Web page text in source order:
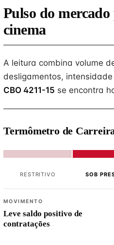
Pulso do
cinema
A leitura combina volume
desligamentos,
CBO 4211-15 se encontra
Termômetro de
RESTRITIVO SOB
MOVIMENTO
Leve saldo positivo de
contratações